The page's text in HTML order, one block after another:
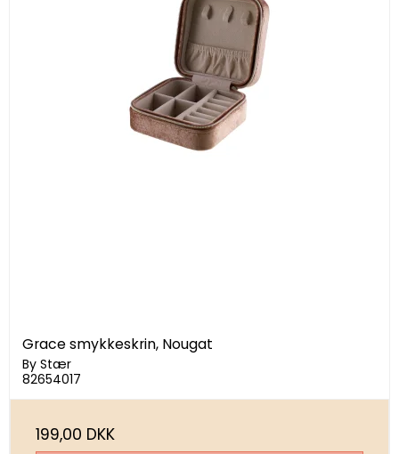
Grace smykkeskrin, Nougat
By Stær
82654017
199,00 DKK